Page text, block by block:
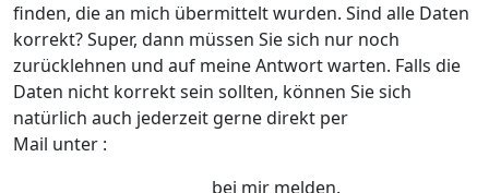
finden, die an mich übermittelt wurden. Sind alle Daten
korrekt? Super, dann müssen Sie sich nur noch
zurücklehnen und auf meine Antwort warten. Falls die
Daten nicht korrekt sein sollten, können Sie sich
natürlich auch jederzeit gerne direkt per
Mail unter :
info@dj-stralsund.combei mir melden.